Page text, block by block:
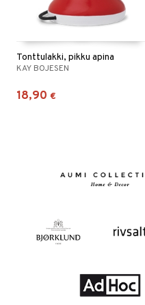
Tonttulakki, pikku apina
KAY BOJESEN
18,90 €